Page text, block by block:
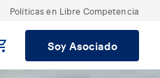
Políticas en Libre Competencia
Soy Asociado